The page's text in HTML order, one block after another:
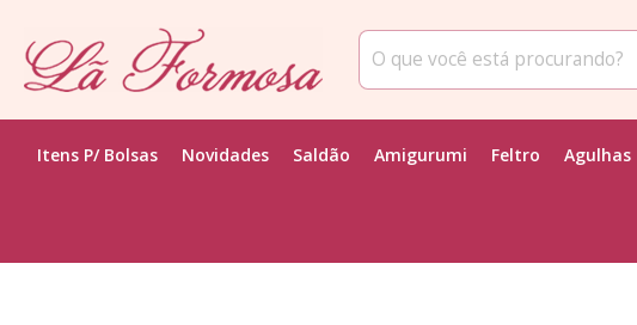
Itens P/ Bolsas Novidades Saldão Amigurumi Feltro Agulhas